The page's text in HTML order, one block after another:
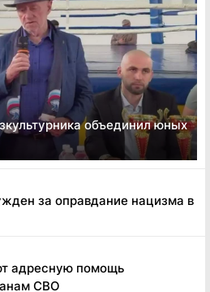
объединил юных
за оправдание нацизма в
адресную помощь
СВО